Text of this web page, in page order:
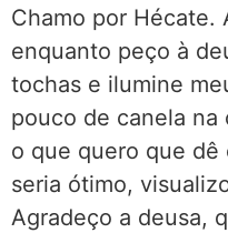
Chamo por Hécate.
enquanto peço à
tochas e ilumine
pouco de canela na
o que quero que dê
seria ótimo,
Agradeço a deusa,